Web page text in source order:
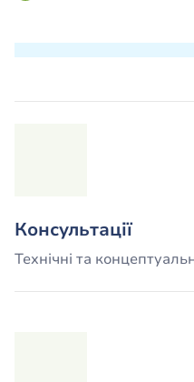
Консультації
Технічні та